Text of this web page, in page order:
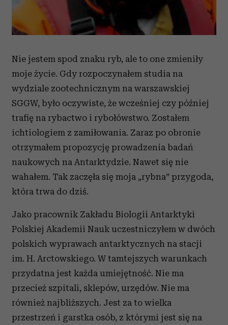
Nie jestem spod znaku ryb, ale to one zmieniły
moje życie. Gdy rozpoczynałem studia na
wydziale zootechnicznym na warszawskiej
SGGW, było oczywiste, że wcześniej czy później
trafię na rybactwo i rybołówstwo. Zostałem
ichtiologiem z zamiłowania. Zaraz po obronie
otrzymałem propozycję prowadzenia badań
naukowych na Antarktydzie. Nawet się nie
wahałem. Tak zaczęła się moja „rybna” przygoda,
która trwa do dziś.
Jako pracownik Zakładu Biologii Antarktyki
Polskiej Akademii Nauk uczestniczyłem w dwóch
polskich wyprawach antarktycznych na stacji
im. H. Arctowskiego. W tamtejszych warunkach
przydatna jest każda umiejętność. Nie ma
przecież szpitali, sklepów, urzędów. Nie ma
również najbliższych. Jest za to wielka
przestrzeń i garstka osób, z którymi jest się na